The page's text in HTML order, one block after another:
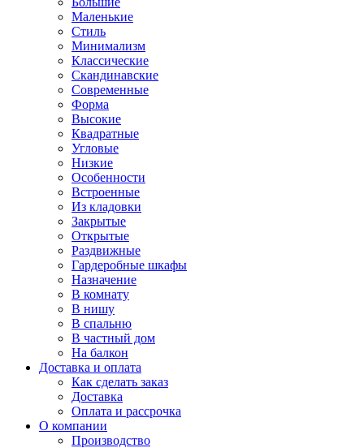
Маленькие
Стиль
Минимализм
Классические
Скандинавские
Современные
Форма
Высокие
Квадратные
Угловые
Низкие
Особенности
Встроенные
Из кладовки
Закрытые
Открытые
Раздвижные
Гардеробные шкафы
Назначение
В комнату
В нишу
В спальню
В частный дом
На балкон
Доставка и оплата
Как сделать заказ
Доставка
Оплата и рассрочка
О компании
Производство